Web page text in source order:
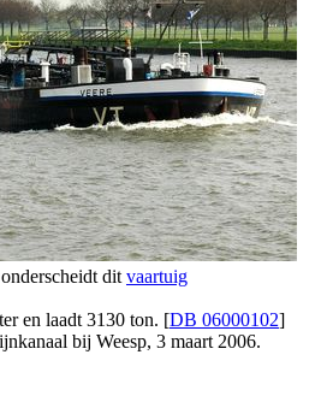
onderscheidt dit vaartuig
en laadt 3130 ton. [DB 06000102]
bij Weesp, 3 maart 2006.